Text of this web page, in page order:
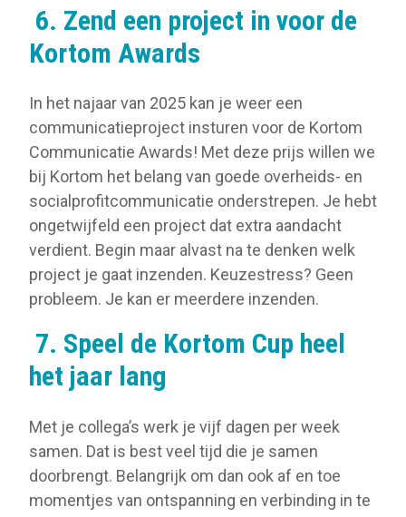
6. Zend een project in voor de
Kortom Awards
In het najaar van 2025 kan je weer een
communicatieproject insturen voor de Kortom
Communicatie Awards! Met deze prijs willen we
bij Kortom het belang van goede overheids- en
socialprofitcommunicatie onderstrepen. Je hebt
ongetwijfeld een project dat extra aandacht
verdient. Begin maar alvast na te denken welk
project je gaat inzenden. Keuzestress? Geen
probleem. Je kan er meerdere inzenden.
7. Speel de Kortom Cup heel
het jaar lang
Met je collega’s werk je vijf dagen per week
samen. Dat is best veel tijd die je samen
doorbrengt. Belangrijk om dan ook af en toe
momentjes van ontspanning en verbinding in te